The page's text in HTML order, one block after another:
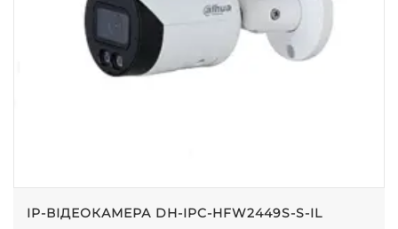
IP-ВІДЕОКАМЕРА DH-IPC-HFW2449S-S-IL